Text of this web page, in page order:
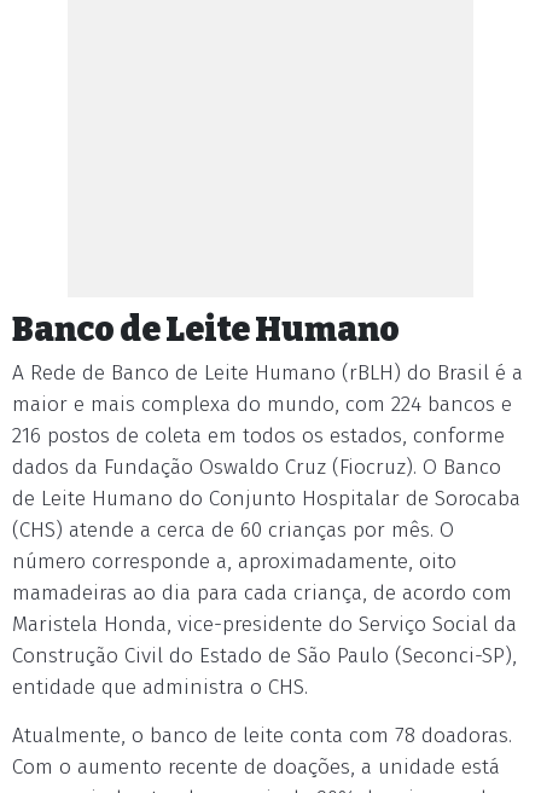
Banco de Leite Humano
A Rede de Banco de Leite Humano (rBLH) do Brasil é a
maior e mais complexa do mundo, com 224 bancos e
216 postos de coleta em todos os estados, conforme
dados da Fundação Oswaldo Cruz (Fiocruz). O Banco
de Leite Humano do Conjunto Hospitalar de Sorocaba
(CHS) atende a cerca de 60 crianças por mês. O
número corresponde a, aproximadamente, oito
mamadeiras ao dia para cada criança, de acordo com
Maristela Honda, vice-presidente do Serviço Social da
Construção Civil do Estado de São Paulo (Seconci-SP),
entidade que administra o CHS.
Atualmente, o banco de leite conta com 78 doadoras.
Com o aumento recente de doações, a unidade está